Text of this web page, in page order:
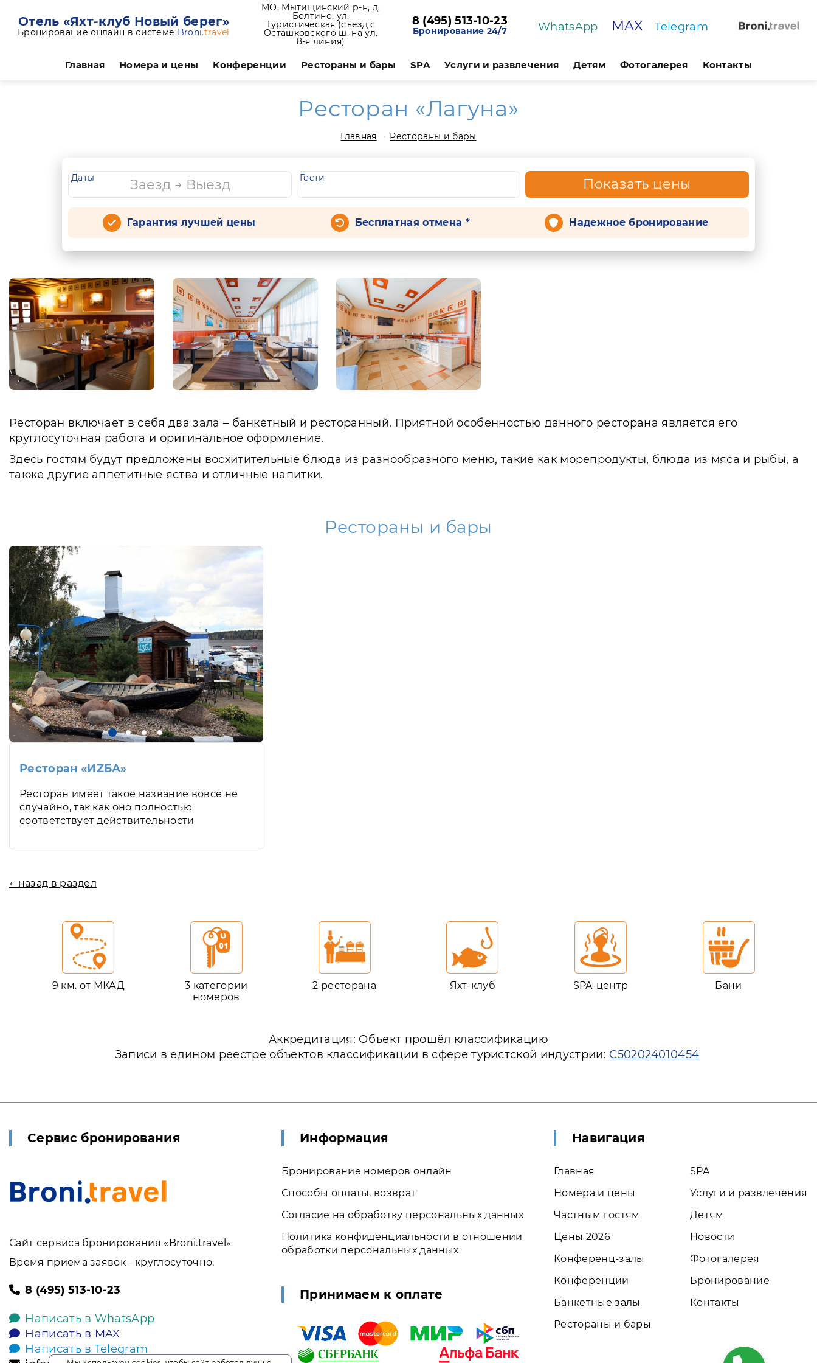
Отель «Яхт-клуб Новый берег»
Бронирование онлайн в системе Broni.travel
МО, Мытищинский р-н, д.
Болтино, ул.
Туристическая (съезд с
Осташковского ш. на ул.
8-я линия)
8 (495) 513-10-23
Бронирование 24/7 WhatsApp MAX Telegram
Главная Номера и цены Конференции Рестораны и бары SPA Услуги и развлечения Детям Фотогалерея Контакты
Ресторан «Лагуна»
Главная Рестораны и бары
Даты Гости Показать цены
Гарантия лучшей цены Бесплатная отмена * Надежное бронирование
Ресторан включает в себя два зала – банкетный и ресторанный. Приятной особенностью данного ресторана является его
круглосуточная работа и оригинальное оформление.
Здесь гостям будут предложены восхитительные блюда из разнообразного меню, такие как морепродукты, блюда из мяса и рыбы, а
также другие аппетитные яства и отличные напитки.
Рестораны и бары
Ресторан «ИZБА»
Ресторан имеет такое название вовсе не
случайно, так как оно полностью
соответствует действительности
← назад в раздел
9 км. от МКАД
3 категории
номеров
2 ресторана Яхт-клуб SPA-центр Бани
Аккредитация: Объект прошёл классификацию
Записи в едином реестре объектов классификации в сфере туристской индустрии: С502024010454
Сервис бронирования
Сайт сервиса бронирования «Broni.travel»
Время приема заявок - круглосуточно.
8 (495) 513-10-23
Написать в WhatsApp
Написать в MAX
Написать в Telegram
Информация
Бронирование номеров онлайн
Способы оплаты, возврат
Согласие на обработку персональных данных
Политика конфиденциальности в отношении
обработки персональных данных
Принимаем к оплате
Навигация
Главная
Номера и цены
Частным гостям
Цены 2026
Конференц-залы
Конференции
Банкетные залы
Рестораны и бары
SPA
Услуги и развлечения
Детям
Новости
Фотогалерея
Бронирование
Контакты